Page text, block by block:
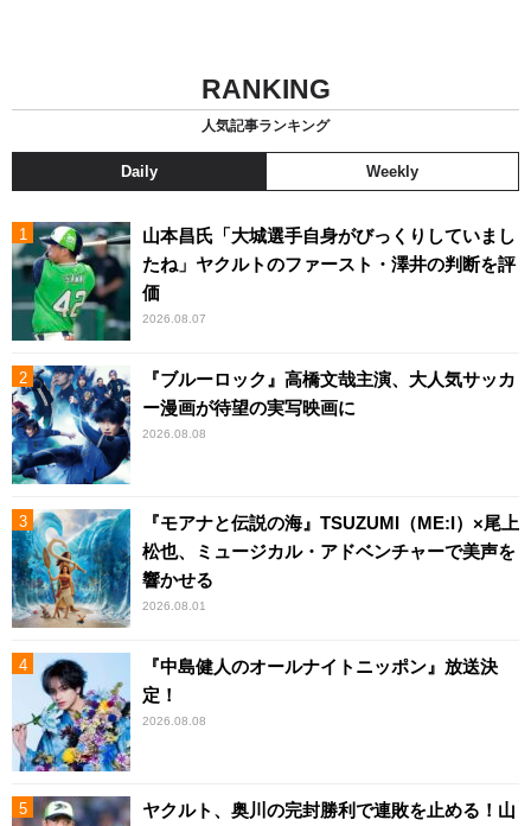
RANKING
人気記事ランキング
Daily Weekly
山本昌氏「大城選手自身がびっくりしていまし
たね」ヤクルトのファースト・澤井の判断を評
価
2026.08.07
『ブルーロック』高橋文哉主演、大人気サッカ
ー漫画が待望の実写映画に
2026.08.08
『モアナと伝説の海』TSUZUMI（ME:I）×尾上
松也、ミュージカル・アドベンチャーで美声を
響かせる
2026.08.01
『中島健人のオールナイトニッポン』放送決
定！
2026.08.08
ヤクルト、奥川の完封勝利で連敗を止める！山